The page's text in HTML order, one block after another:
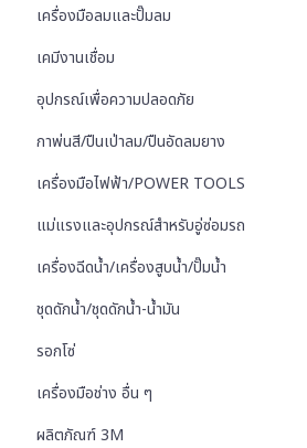
เครื่องมือลมและปั๊มลม
เคมีงานเชื่อม
อุปกรณ์เพื่อความปลอดภัย
กาพ่นสี/ปืนเป่าลม/ปืนอัดลมยาง
เครื่องมือไฟฟ้า/POWER TOOLS
แม่แรงและอุปกรณ์สำหรับอู่ซ่อมรถ
เครื่องฉีดน้ำ/เครื่องสูบน้ำ/ปั๊มน้ำ
ชุดดักน้ำ/ชุดดักน้ำ-น้ำมัน
รอกโซ่
เครื่องมือช่าง อื่น ๆ
ผลิตภัณฑ์ 3M